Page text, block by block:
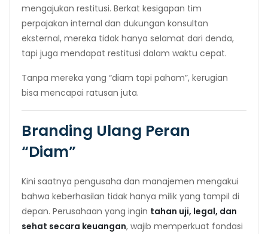
mengajukan restitusi. Berkat kesigapan tim
perpajakan internal dan dukungan konsultan
eksternal, mereka tidak hanya selamat dari denda,
tapi juga mendapat restitusi dalam waktu cepat.
Tanpa mereka yang “diam tapi paham”, kerugian
bisa mencapai ratusan juta.
Branding Ulang Peran
“Diam”
Kini saatnya pengusaha dan manajemen mengakui
bahwa keberhasilan tidak hanya milik yang tampil di
depan. Perusahaan yang ingin tahan uji, legal, dan
sehat secara keuangan, wajib memperkuat fondasi